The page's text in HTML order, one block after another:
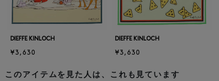
DIEFFE KINLOCH
¥3,630
DIEFFE KINLOCH
¥3,630
このアイテムを見た人は、これも見ています